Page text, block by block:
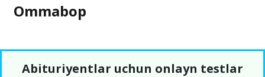
Ommabop
Abituriyentlar uchun onlayn testlar